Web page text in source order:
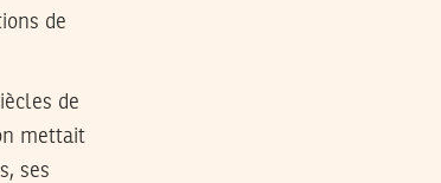
de
de
mettait
ses